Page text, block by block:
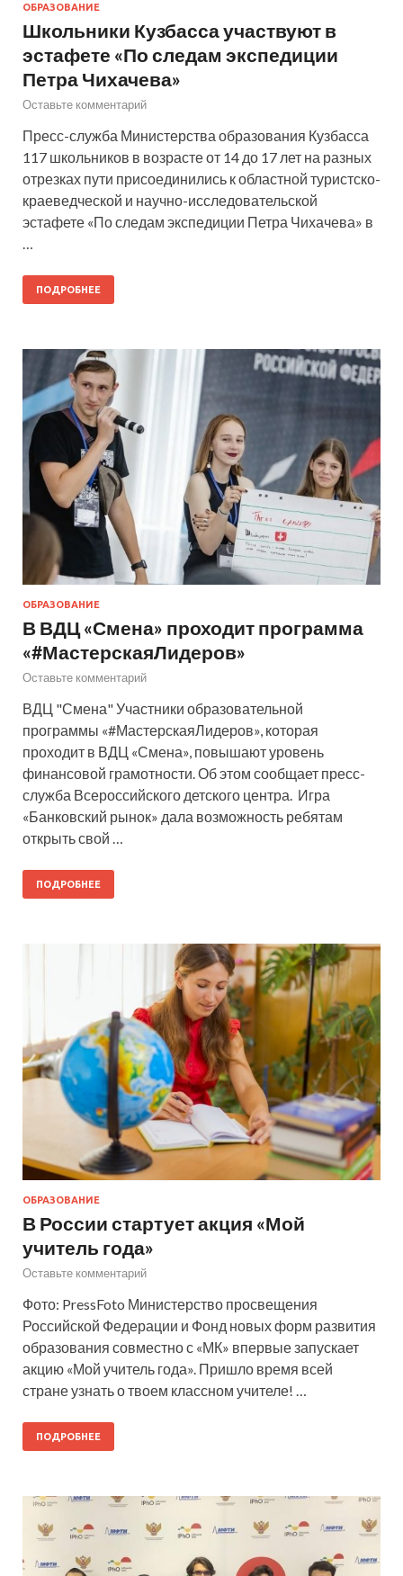
ОБРАЗОВАНИЕ
Школьники Кузбасса участвуют в
эстафете «По следам экспедиции
Петра Чихачева»
Оставьте комментарий
Пресс-служба Министерства образования Кузбасса
117 школьников в возрасте от 14 до 17 лет на разных
отрезках пути присоединились к областной туристско-
краеведческой и научно-исследовательской
эстафете «По следам экспедиции Петра Чихачева» в
ПОДРОБНЕЕ
ОБРАЗОВАНИЕ
В ВДЦ «Смена» проходит программа
«#МастерскаяЛидеров»
Оставьте комментарий
ВДЦ "Смена" Участники образовательной
программы «#МастерскаяЛидеров», которая
проходит в ВДЦ «Смена», повышают уровень
финансовой грамотности. Об этом сообщает пресс-
служба Всероссийского детского центра. Игра
«Банковский рынок» дала возможность ребятам
открыть свой …
ПОДРОБНЕЕ
ОБРАЗОВАНИЕ
В России стартует акция «Мой
учитель года»
Оставьте комментарий
Фото: PressFoto Министерство просвещения
Российской Федерации и Фонд новых форм развития
образования совместно с «МК» впервые запускает
акцию «Мой учитель года». Пришло время всей
стране узнать о твоем классном учителе! …
ПОДРОБНЕЕ